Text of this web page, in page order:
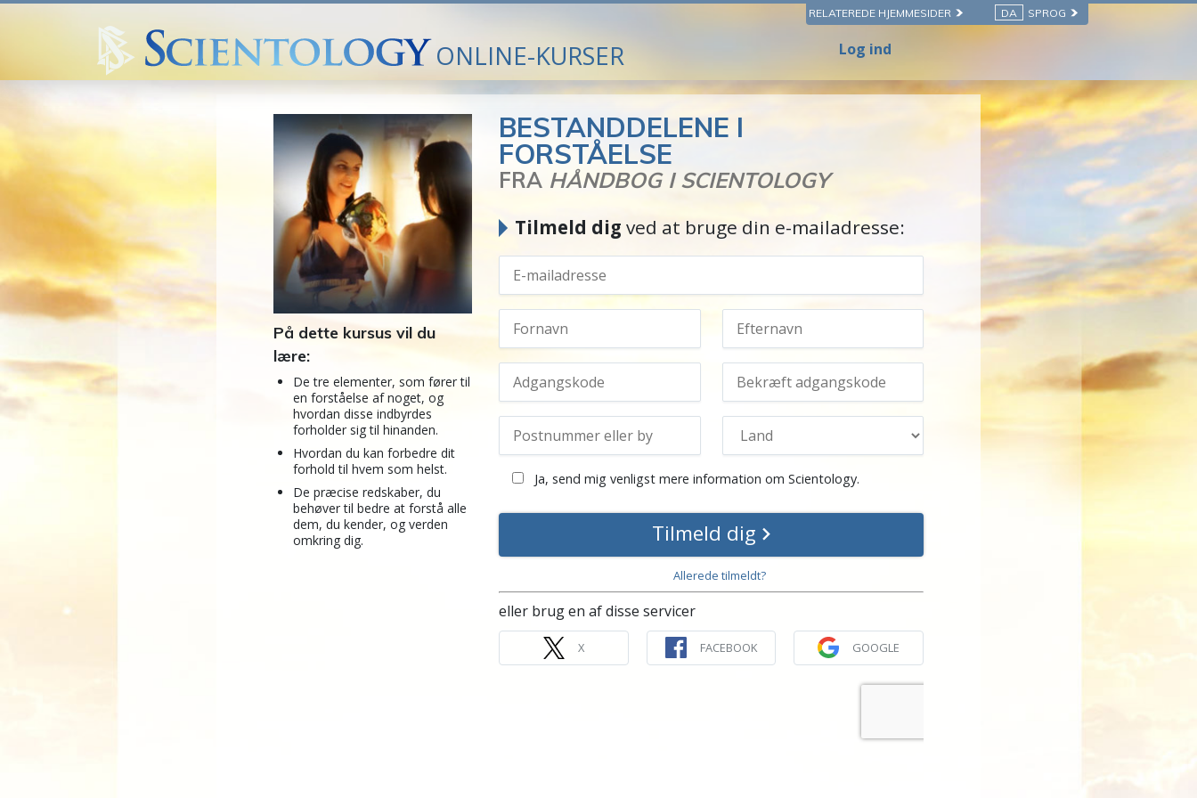
RELATEREDE HJEMMESIDER DA SPROG
ONLINE-KURSER Log ind
BESTANDDELENE I
FORSTÅELSE
FRA HÅNDBOG I SCIENTOLOGY
Tilmeld dig ved at bruge din e-mailadresse:
Ja, send mig venligst mere information om Scientology.
Tilmeld dig
Allerede tilmeldt?
eller brug en af disse servicer
X FACEBOOK GOOGLE
På dette kursus vil du
lære:
De tre elementer, som fører til
en forståelse af noget, og
hvordan disse indbyrdes
forholder sig til hinanden.
Hvordan du kan forbedre dit
forhold til hvem som helst.
De præcise redskaber, du
behøver til bedre at forstå alle
dem, du kender, og verden
omkring dig.